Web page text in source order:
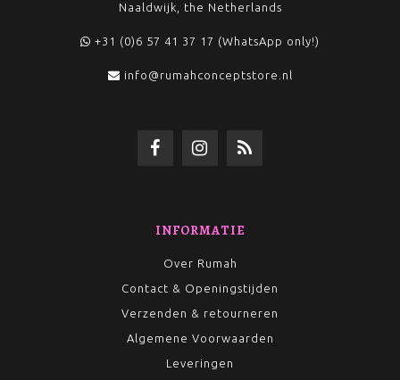
Naaldwijk, the Netherlands
+31 (0)6 57 41 37 17 (WhatsApp only!)
info@rumahconceptstore.nl
INFORMATIE
Over Rumah
Contact & Openingstijden
Verzenden & retourneren
Algemene Voorwaarden
Leveringen